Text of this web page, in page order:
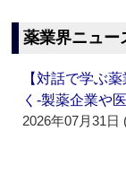
薬業界ニュー
【対話で学ぶ
く‐製薬企業や
2026年07月31日